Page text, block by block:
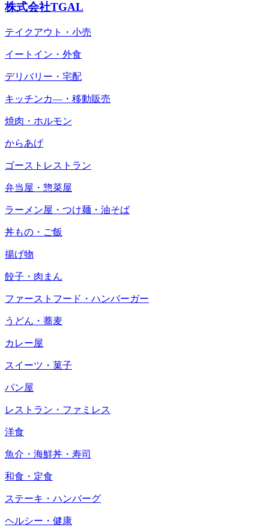
株式会社TGAL
テイクアウト・小売
イートイン・外食
デリバリー・宅配
キッチンカ―・移動販売
焼肉・ホルモン
からあげ
ゴーストレストラン
弁当屋・惣菜屋
ラーメン屋・つけ麺・油そば
丼もの・ご飯
揚げ物
餃子・肉まん
ファーストフード・ハンバーガー
うどん・蕎麦
カレー屋
スイーツ・菓子
パン屋
レストラン・ファミレス
洋食
魚介・海鮮丼・寿司
和食・定食
ステーキ・ハンバーグ
ヘルシー・健康